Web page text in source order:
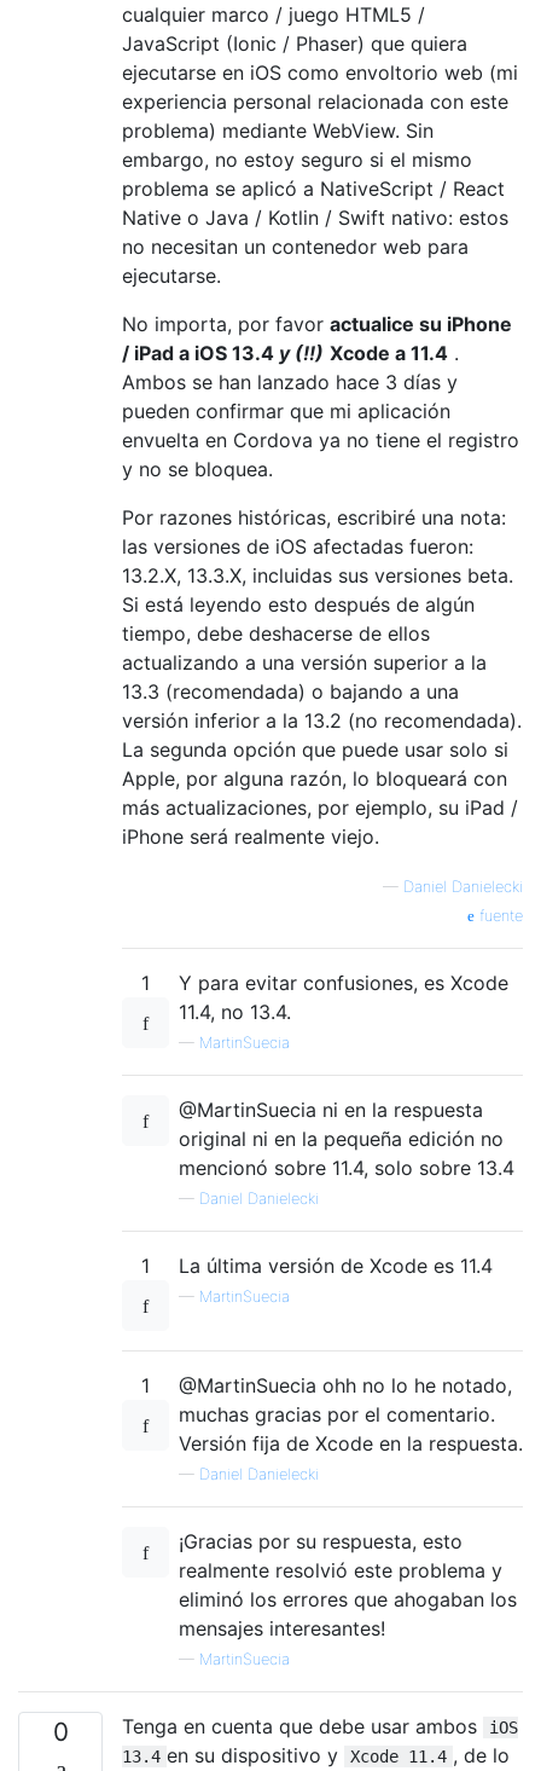
cualquier marco / juego HTML5 /
JavaScript (Ionic / Phaser) que quiera
ejecutarse en iOS como envoltorio web (mi
experiencia personal relacionada con este
problema) mediante WebView. Sin
embargo, no estoy seguro si el mismo
problema se aplicó a NativeScript / React
Native o Java / Kotlin / Swift nativo: estos
no necesitan un contenedor web para
ejecutarse.
No importa, por favor actualice su iPhone
/ iPad a iOS 13.4 y (!!) Xcode a 11.4 .
Ambos se han lanzado hace 3 días y
pueden confirmar que mi aplicación
envuelta en Cordova ya no tiene el registro
y no se bloquea.
Por razones históricas, escribiré una nota:
las versiones de iOS afectadas fueron:
13.2.X, 13.3.X, incluidas sus versiones beta.
Si está leyendo esto después de algún
tiempo, debe deshacerse de ellos
actualizando a una versión superior a la
13.3 (recomendada) o bajando a una
versión inferior a la 13.2 (no recomendada).
La segunda opción que puede usar solo si
Apple, por alguna razón, lo bloqueará con
más actualizaciones, por ejemplo, su iPad /
iPhone será realmente viejo.
— Daniel Danielecki
fuente
1
Y para evitar confusiones, es Xcode
11.4, no 13.4.
— MartinSuecia
@MartinSuecia ni en la respuesta
original ni en la pequeña edición no
mencionó sobre 11.4, solo sobre 13.4
— Daniel Danielecki
1 La última versión de Xcode es 11.4
— MartinSuecia
1
@MartinSuecia ohh no lo he notado,
muchas gracias por el comentario.
Versión fija de Xcode en la respuesta.
— Daniel Danielecki
¡Gracias por su respuesta, esto
realmente resolvió este problema y
eliminó los errores que ahogaban los
mensajes interesantes!
— MartinSuecia
0 Tenga en cuenta que debe usar ambos
iOS
13.4 en su dispositivo y Xcode 11.4 , de lo